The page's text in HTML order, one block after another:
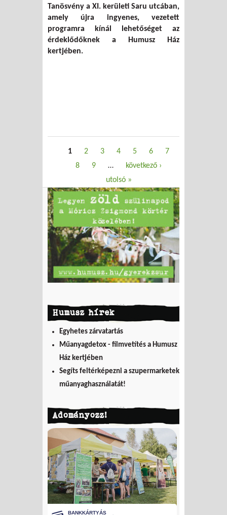
Tanösvény a XI. kerületi Saru utcában,
amely újra ingyenes, vezetett
programra kínál lehetőséget az
érdeklődőknek a Humusz Ház
kertjében.
Oldalak
1 2 3 4 5 6
7
8
9 …
következő ›
utolsó »
Humusz hírek
Egyhetes zárvatartás
Műanyagdetox - filmvetítés a Humusz
Ház kertjében
Segíts feltérképezni a szupermarketek
műanyaghasználatát!
Adományozz!